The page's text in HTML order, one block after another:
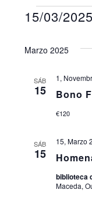
eventos
15/03/2025
date.
Marzo 2025
SÁB
15 Bono
1,
€120
SÁB
15
15, Marzo
biblioteca
Maceda,